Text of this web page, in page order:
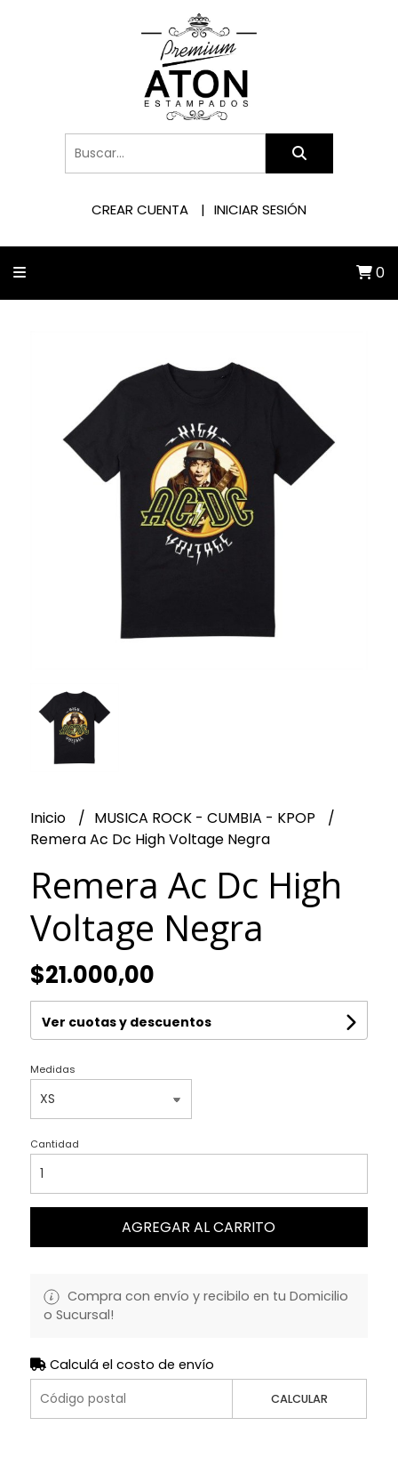
CREAR CUENTA INICIAR SESIÓN
0
Inicio
MUSICA ROCK - CUMBIA - KPOP
Remera Ac Dc High Voltage Negra
Remera Ac Dc High
Voltage Negra
$21.000,00
Ver cuotas y descuentos
Medidas
Cantidad
AGREGAR AL CARRITO
Compra con envío y recibilo en tu Domicilio
o Sucursal!
Calculá el costo de envío
CALCULAR